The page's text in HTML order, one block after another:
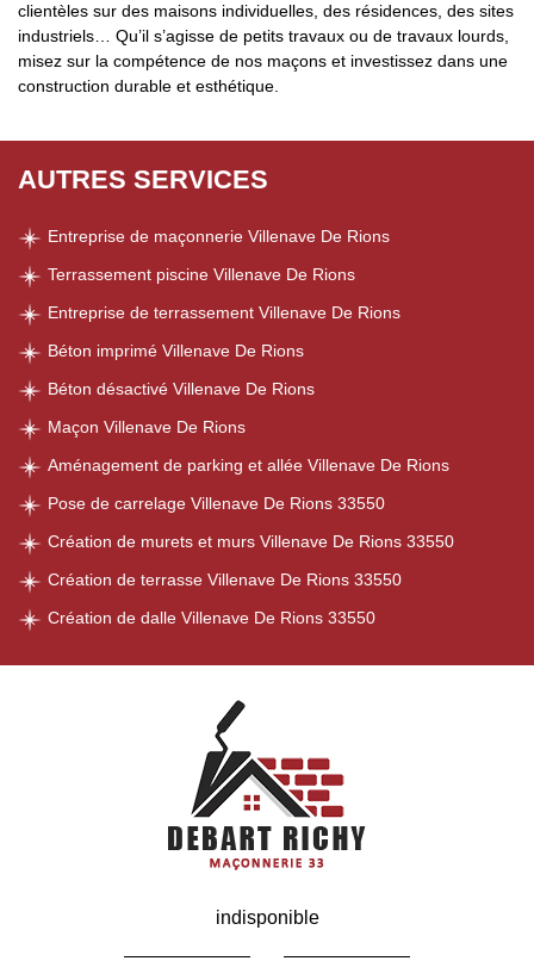
clientèles sur des maisons individuelles, des résidences, des sites
industriels… Qu’il s’agisse de petits travaux ou de travaux lourds,
misez sur la compétence de nos maçons et investissez dans une
construction durable et esthétique.
AUTRES SERVICES
Entreprise de maçonnerie Villenave De Rions
Terrassement piscine Villenave De Rions
Entreprise de terrassement Villenave De Rions
Béton imprimé Villenave De Rions
Béton désactivé Villenave De Rions
Maçon Villenave De Rions
Aménagement de parking et allée Villenave De Rions
Pose de carrelage Villenave De Rions 33550
Création de murets et murs Villenave De Rions 33550
Création de terrasse Villenave De Rions 33550
Création de dalle Villenave De Rions 33550
indisponible